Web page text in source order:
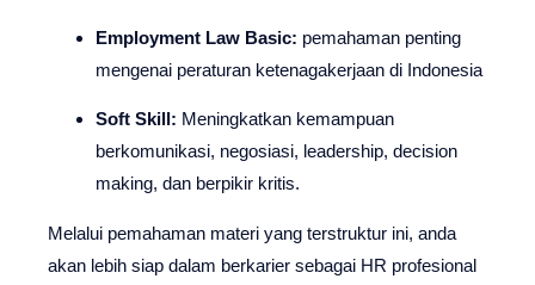
Employment Law Basic: pemahaman penting
mengenai peraturan ketenagakerjaan di Indonesia
Soft Skill: Meningkatkan kemampuan
berkomunikasi, negosiasi, leadership, decision
making, dan berpikir kritis.
Melalui pemahaman materi yang terstruktur ini, anda
akan lebih siap dalam berkarier sebagai HR profesional